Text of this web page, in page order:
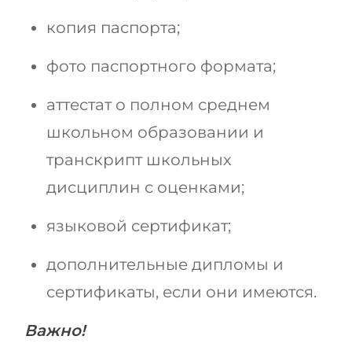
копия паспорта;
фото паспортного формата;
аттестат о полном среднем
школьном образовании и
транскрипт школьных
дисциплин с оценками;
языковой сертификат;
дополнительные дипломы и
сертификаты, если они имеются.
Важно!